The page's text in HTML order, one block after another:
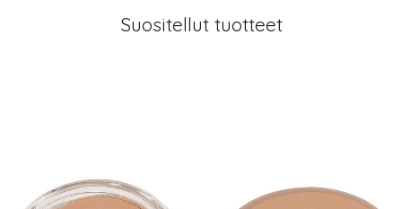
Suositellut tuotteet